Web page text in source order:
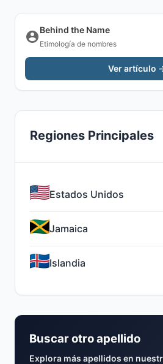
Behind the Name
Etimología de nombres
Ver artículo
Regiones Principales
Estados Unidos
Jamaica
Islandia
Buscar otro apellido
Explora más apellidos en